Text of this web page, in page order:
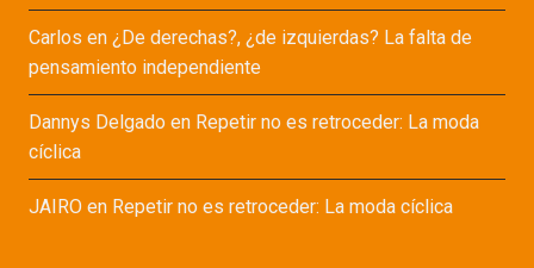
Carlos en ¿De derechas?, ¿de izquierdas? La falta de
pensamiento independiente
Dannys Delgadoen Repetir no es retroceder: La moda
cíclica
JAIROen Repetir no es retroceder: La moda cíclica